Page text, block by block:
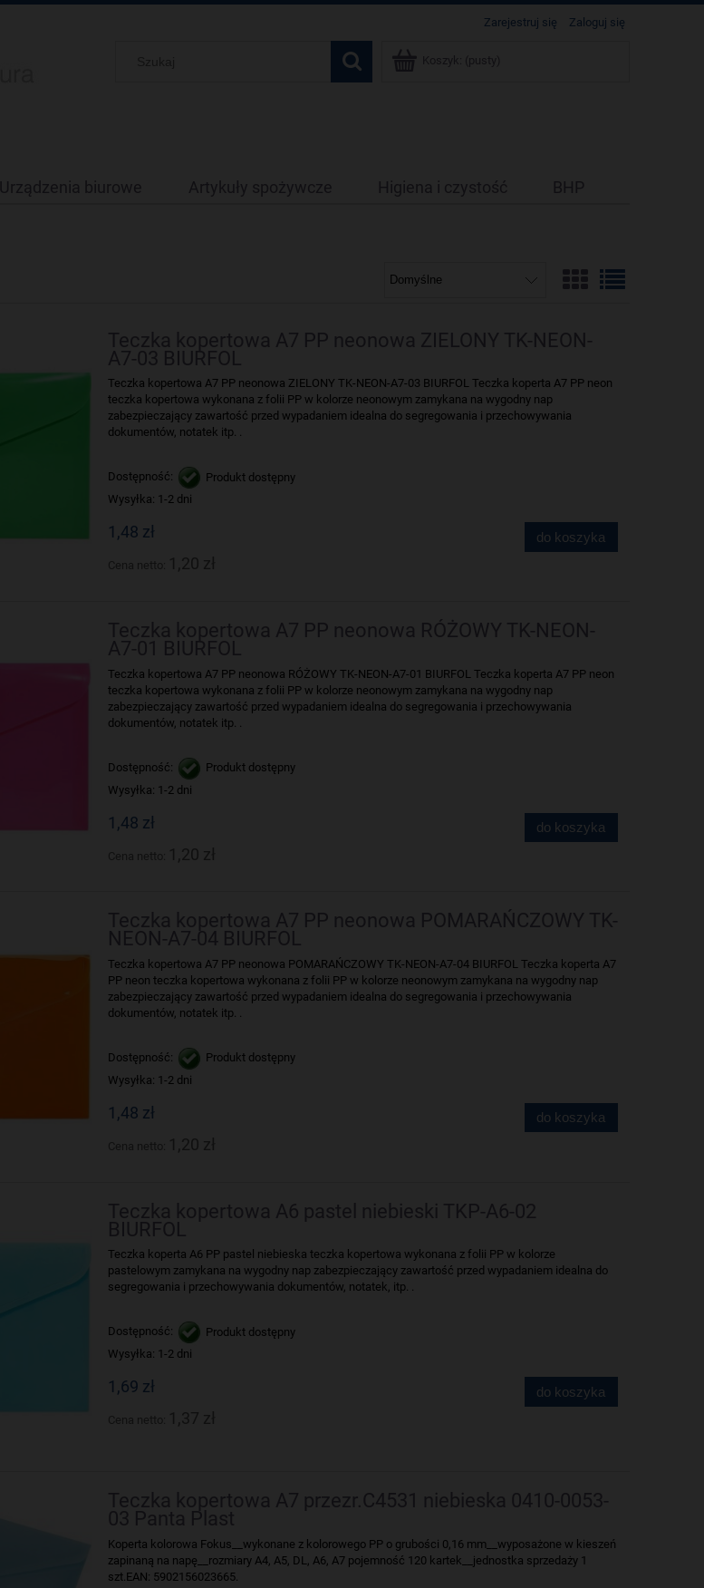
Zarejestruj się Zaloguj się
Koszyk: (pusty)
Urządzenia biurowe Artykuły spożywcze Higiena i czystość BHP
Teczka kopertowa A7 PP neonowa ZIELONY TK-NEON-
A7-03 BIURFOL
Teczka kopertowa A7 PP neonowa ZIELONY TK-NEON-A7-03 BIURFOL Teczka koperta A7 PP neon
teczka kopertowa wykonana z folii PP w kolorze neonowym zamykana na wygodny nap
zabezpieczający zawartość przed wypadaniem idealna do segregowania i przechowywania
dokumentów, notatek itp. .
Dostępność:
Produkt dostępny
Wysyłka: 1-2 dni
1,48 zł do koszyka
Teczka kopertowa A7 PP neonowa RÓŻOWY TK-NEON-
A7-01 BIURFOL
Teczka kopertowa A7 PP neonowa RÓŻOWY TK-NEON-A7-01 BIURFOL Teczka koperta A7 PP neon
teczka kopertowa wykonana z folii PP w kolorze neonowym zamykana na wygodny nap
zabezpieczający zawartość przed wypadaniem idealna do segregowania i przechowywania
dokumentów, notatek itp. .
Dostępność:
Produkt dostępny
Wysyłka: 1-2 dni
1,48 zł do koszyka
Teczka kopertowa A7 PP neonowa POMARAŃCZOWY TK-
NEON-A7-04 BIURFOL
Teczka kopertowa A7 PP neonowa POMARAŃCZOWY TK-NEON-A7-04 BIURFOL Teczka koperta A7
PP neon teczka kopertowa wykonana z folii PP w kolorze neonowym zamykana na wygodny nap
zabezpieczający zawartość przed wypadaniem idealna do segregowania i przechowywania
dokumentów, notatek itp. .
Dostępność:
Produkt dostępny
Wysyłka: 1-2 dni
1,48 zł do koszyka
Teczka kopertowa A6 pastel niebieski TKP-A6-02
BIURFOL
Teczka koperta A6 PP pastel niebieska teczka kopertowa wykonana z folii PP w kolorze
pastelowym zamykana na wygodny nap zabezpieczający zawartość przed wypadaniem idealna do
segregowania i przechowywania dokumentów, notatek, itp. .
Dostępność:
Produkt dostępny
Wysyłka: 1-2 dni
1,69 zł do koszyka
Teczka kopertowa A7 przezr.C4531 niebieska 0410-0053-
03 Panta Plast
Koperta kolorowa Fokus__wykonane z kolorowego PP o grubości 0,16 mm__wyposażone w kieszeń
zapinaną na napę__rozmiary A4, A5, DL, A6, A7 pojemność 120 kartek__jednostka sprzedaży 1
szt.EAN: 5902156023665.